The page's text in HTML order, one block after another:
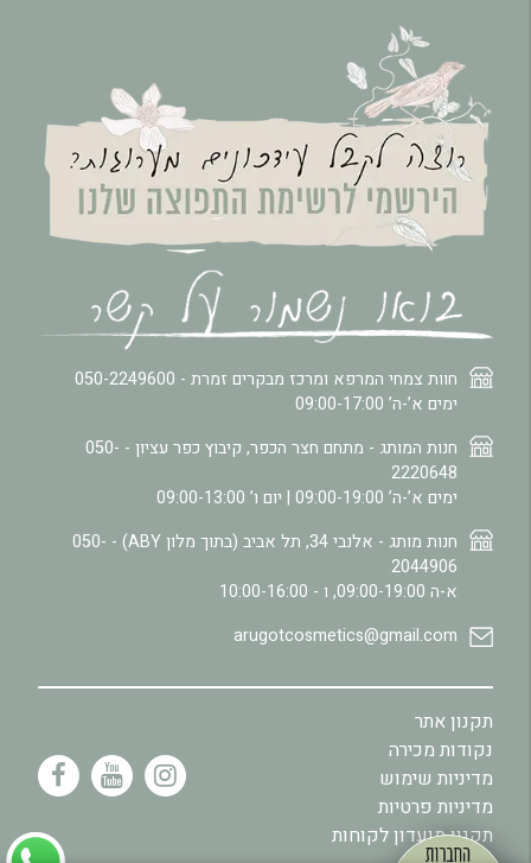
חוות צמחי המרפא ומרכז מבקרים זמרת - 050-2249600
ימים א’-ה’ 09:00-17:00
חנות המותג - מתחם חצר הכפר, קיבוץ כפר עציון - 050-
2220648
ימים א’-ה’ 09:00-19:00 | יום ו’ 09:00-13:00
חנות מותג - אלנבי 34, תל אביב (בתוך מלון ABY) -
050-
2044906
א-ה 09:00-19:00, ו - 10:00-16:00
arugotcosmetics@gmail.com
תקנון אתר
נקודות מכירה
מדיניות שימוש
מדיניות פרטיות
תקנון מועדון לקוחות